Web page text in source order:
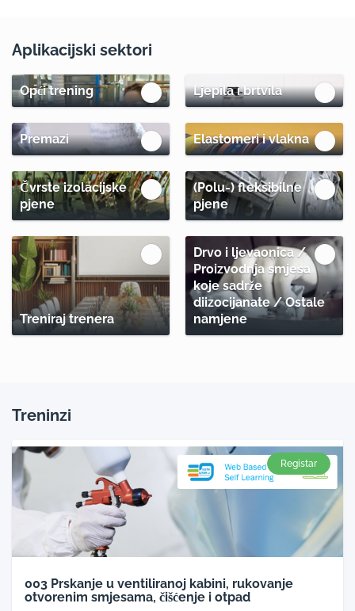
Aplikacijski sektori
Opći trening Ljepila i brtvila
Premazi Elastomeri i vlakna
Čvrste izolacijske
pjene
(Polu-) fleksibilne
pjene
Treniraj trenera
Drvo i ljevaonica /
Proizvodnja smjesa
koje sadrže
diizocijanate / Ostale
namjene
Treninzi
Registar
003 Prskanje u ventiliranoj kabini, rukovanje
otvorenim smjesama, čišćenje i otpad